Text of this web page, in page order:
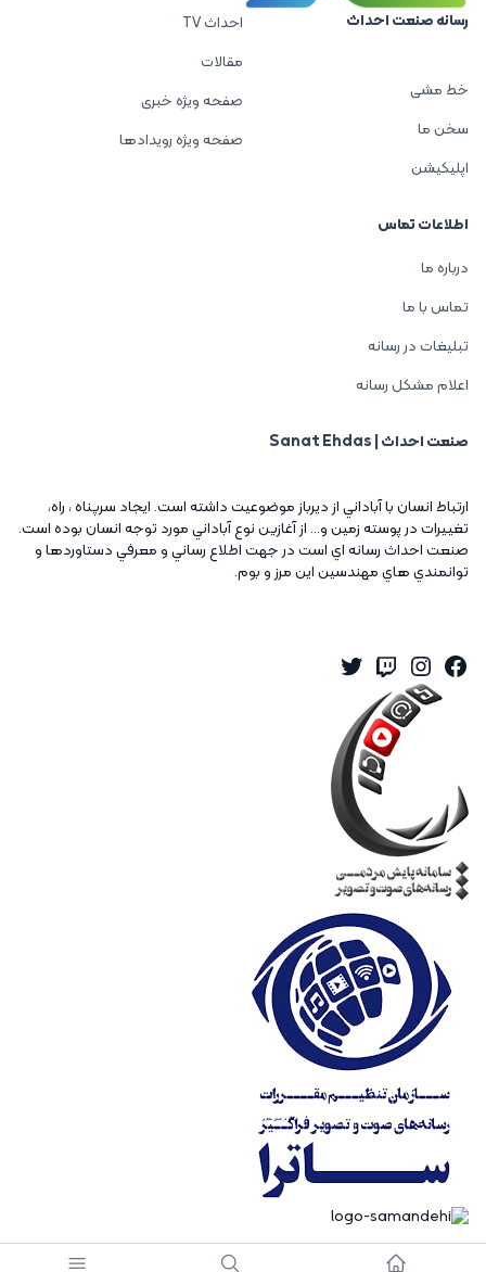
رسانه صنعت احداث
خط مشی
سخن ما
اپلیکیشن
احداث TV
مقالات
صفحه ویژه خبری
صفحه ویژه رویدادها
اطلاعات تماس
درباره ما
تماس با ما
تبلیغات در رسانه
اعلام مشکل رسانه
صنعت احداث | Sanat Ehdas
ارتباط انسان با آباداني از ديرباز موضوعيت داشته است. ايجاد سرپناه ، راه،
تغييرات در پوسته زمين و... از آغازين نوع آباداني مورد توجه انسان بوده است.
صنعت احداث رسانه اي است در جهت اطلاع رساني و معرفي دستاوردها و
توانمندي هاي مهندسين اين مرز و بوم.
Facebook
Instagram
Twitch
Twitter